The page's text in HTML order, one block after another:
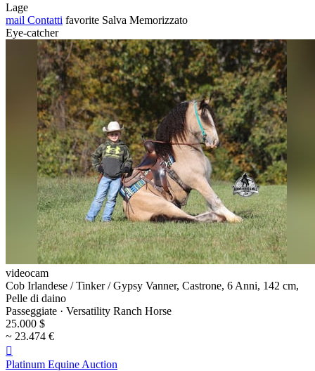
Lage
mail Contatti favorite Salva Memorizzato
Eye-catcher
videocam
Cob Irlandese / Tinker / Gypsy Vanner, Castrone, 6 Anni, 142 cm,
Pelle di daino
Passeggiate · Versatility Ranch Horse
25.000 $
~ 23.474 €

Platinum Equine Auction